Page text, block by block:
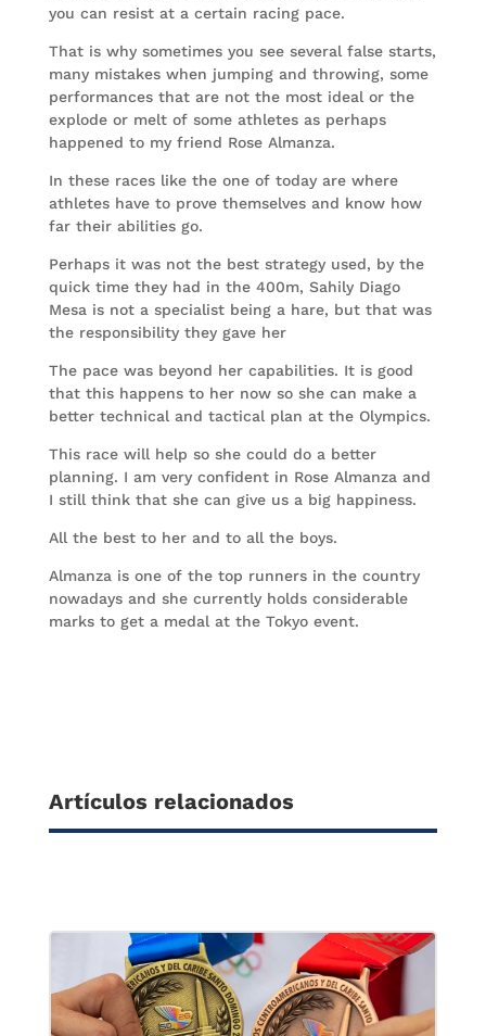
you can resist at a certain racing pace.
That is why sometimes you see several false starts,
many mistakes when jumping and throwing, some
performances that are not the most ideal or the
explode or melt of some athletes as perhaps
happened to my friend Rose Almanza.
In these races like the one of today are where
athletes have to prove themselves and know how
far their abilities go.
Perhaps it was not the best strategy used, by the
quick time they had in the 400m, Sahily Diago
Mesa is not a specialist being a hare, but that was
the responsibility they gave her
The pace was beyond her capabilities. It is good
that this happens to her now so she can make a
better technical and tactical plan at the Olympics.
This race will help so she could do a better
planning. I am very confident in Rose Almanza and
I still think that she can give us a big happiness.
All the best to her and to all the boys.
Almanza is one of the top runners in the country
nowadays and she currently holds considerable
marks to get a medal at the Tokyo event.
Artículos relacionados